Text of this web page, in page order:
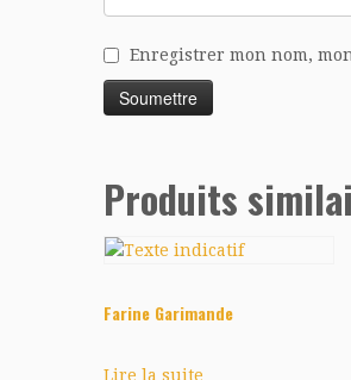
Enregistrer mon nom,
Produits
Farine Garimande
Lire la suite